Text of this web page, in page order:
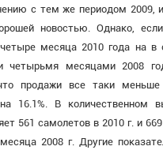
с тем же периодом 2009,
новостью. Однако,
месяца 2010 года на в
четырьмя месяцами 2008
продажи все таки меньше
16.1%. В количественном
561 самолетов в 2010 г. и
2008 г. Другие